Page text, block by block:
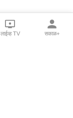
लाईव्ह TV सकाळ+